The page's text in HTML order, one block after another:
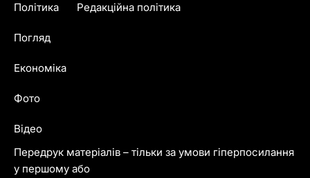
Передрук матеріалів – тільки за умови гіперпосилання
у першому або
Політика
Погляд
Економіка
Фото
Відео
Редакційна політика